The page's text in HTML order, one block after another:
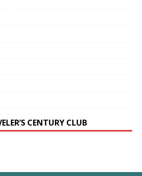
CENTURY CLUB